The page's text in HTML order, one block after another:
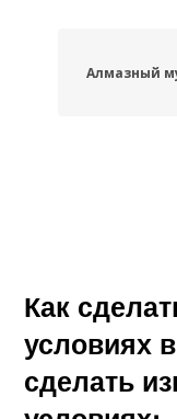
Алмазный
Как
условиях
сделать